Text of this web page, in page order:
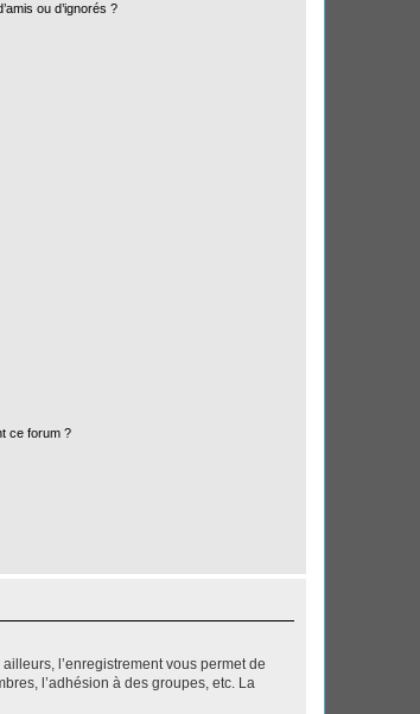
ou d’ignorés ?
ce forum ?
l’enregistrement vous permet de
l’adhésion à des groupes, etc. La